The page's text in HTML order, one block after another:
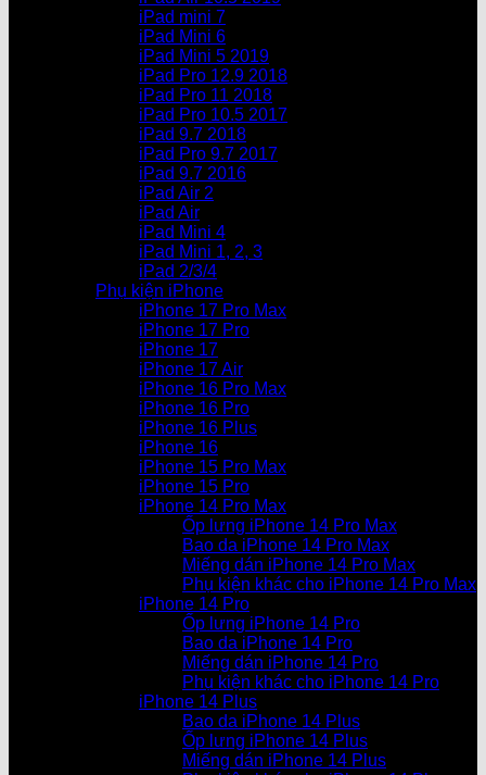
iPad mini 7
iPad Mini 6
iPad Mini 5 2019
iPad Pro 12.9 2018
iPad Pro 11 2018
iPad Pro 10.5 2017
iPad 9.7 2018
iPad Pro 9.7 2017
iPad 9.7 2016
iPad Air 2
iPad Air
iPad Mini 4
iPad Mini 1, 2, 3
iPad 2/3/4
Phụ kiện iPhone
iPhone 17 Pro Max
iPhone 17 Pro
iPhone 17
iPhone 17 Air
iPhone 16 Pro Max
iPhone 16 Pro
iPhone 16 Plus
iPhone 16
iPhone 15 Pro Max
iPhone 15 Pro
iPhone 14 Pro Max
Ốp lưng iPhone 14 Pro Max
Bao da iPhone 14 Pro Max
Miếng dán iPhone 14 Pro Max
Phụ kiện khác cho iPhone 14 Pro Max
iPhone 14 Pro
Ốp lưng iPhone 14 Pro
Bao da iPhone 14 Pro
Miếng dán iPhone 14 Pro
Phụ kiện khác cho iPhone 14 Pro
iPhone 14 Plus
Bao da iPhone 14 Plus
Ốp lưng iPhone 14 Plus
Miếng dán iPhone 14 Plus